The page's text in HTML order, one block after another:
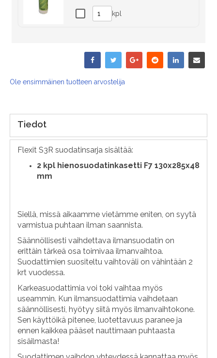
kpl
Ole ensimmäinen tuotteen arvostelija
Tiedot
Flexit S3R suodatinsarja sisältää:
2 kpl hienosuodatinkasetti F7 130x285x48
mm
Siellä, missä aikaamme vietämme eniten, on syytä
varmistua puhtaan ilman saannista.
Säännöllisesti vaihdettava ilmansuodatin on
erittäin tärkeä osa toimivaa ilmanvaihtoa.
Suodattimien suositeltu vaihtoväli on vähintään 2
krt vuodessa.
Karkeasuodattimia voi toki vaihtaa myös
useammin. Kun ilmansuodattimia vaihdetaan
säännöllisesti, hyötyy siitä myös ilmanvaihtokone.
Sen käyttöikä pitenee, luotettavuus paranee ja
ennen kaikkea pääset nauttimaan puhtaasta
sisäilmasta!